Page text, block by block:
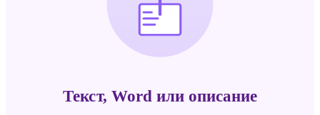
Текст, Word или описание